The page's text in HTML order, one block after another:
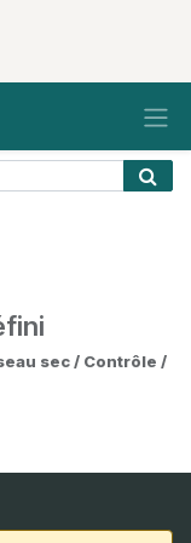
sec / Contrôle /